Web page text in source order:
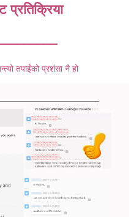
प्रतिक्रिया
तपाईंको प्रशंसा नै हो